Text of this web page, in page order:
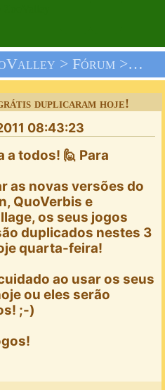
> Fórum> Nós
duplicaram hoje!
08:43:23
a todos! 🙋 Para
as novas versões do
QuoVerbis e
os seus jogos
duplicados nestes 3
quarta-feira!
ao usar os seus
ou eles serão
;-)